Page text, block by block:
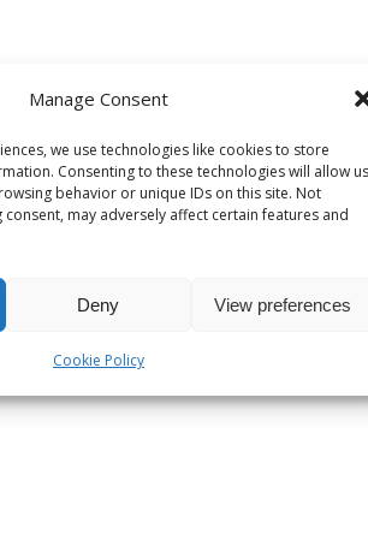
Manage Consent
we use technologies like cookies to store
Consenting to these technologies will allow us
behavior or unique IDs on this site. Not
may adversely affect certain features and
Deny View preferences
Cookie Policy